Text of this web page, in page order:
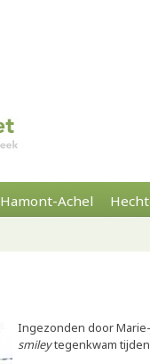
Hamont-Achel
Ingezonden door
smileytegenkwam